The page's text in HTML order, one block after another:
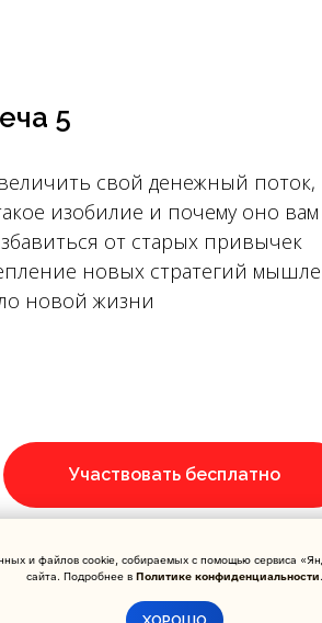
5
свой денежный поток,
изобилие и почему оно
от старых привычек
новых стратегий
новой жизни
Участвовать бесплатно
и файлов cookie, собираемых с помощью сервиса
сайта. Подробнее в Политике конфиденциальности.